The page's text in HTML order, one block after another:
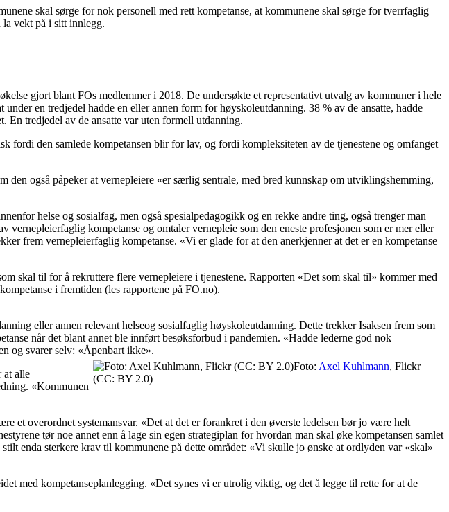
skal sørge for nok personell med rett kompetanse, at kommunene skal sørge for tverrfaglig
la vekt på i sitt innlegg.
gjort blant FOs medlemmer i 2018. De undersøkte et representativt utvalg av kommuner i hele
en tredjedel hadde en eller annen form for høyskoleutdanning. 38 % av de ansatte, hadde
En tredjedel av de ansatte var uten formell utdanning.
fordi den samlede kompetansen blir for lav, og fordi kompleksiteten av de tjenestene og omfanget
også påpeker at vernepleiere «er særlig sentrale, med bred kunnskap om utviklingshemming,
helse og sosialfag, men også spesialpedagogikk og en rekke andre ting, også trenger man
kompetanse og omtaler vernepleie som den eneste profesjonen som er mer eller
frem vernepleierfaglig kompetanse. «Vi er glade for at den anerkjenner at det er en kompetanse
skal til for å rekruttere flere vernepleiere i tjenestene. Rapporten «Det som skal til» kommer med
i fremtiden (les rapportene på FO.no).
eller annen relevant helseog sosialfaglig høyskoleutdanning. Dette trekker Isaksen frem som
når det blant annet ble innført besøksforbud i pandemien. «Hadde lederne god nok
og svarer selv: «Åpenbart ikke».
Foto: Axel Kuhlmann, Flickr
(CC: BY 2.0)
at alle
«Kommunen
et overordnet systemansvar. «Det at det er forankret i den øverste ledelsen bør jo være helt
tør noe annet enn å lage sin egen strategiplan for hvordan man skal øke kompetansen samlet
enda sterkere krav til kommunene på dette området: «Vi skulle jo ønske at ordlyden var «skal»
med kompetanseplanlegging. «Det synes vi er utrolig viktig, og det å legge til rette for at de